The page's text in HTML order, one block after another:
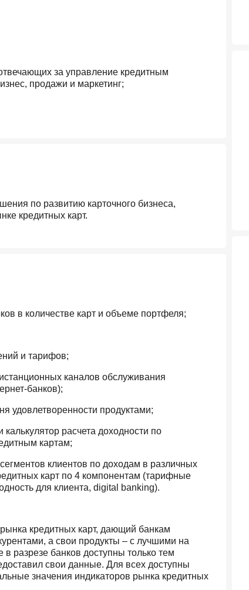
за управление кредитным
продажи и маркетинг;
по развитию карточного бизнеса,
кредитных карт.
в количестве карт и объеме портфеля;
и тарифов;
каналов обслуживания
банков);
удовлетворенности продуктами;
расчета доходности по
картам;
клиентов по доходам в различных
карт по 4 компонентам (тарифные
для клиента, digital banking).
кредитных карт, дающий банкам
а свои продукты – с лучшими на
разрезе банков доступны только тем
свои данные. Для всех доступны
значения индикаторов рынка кредитных